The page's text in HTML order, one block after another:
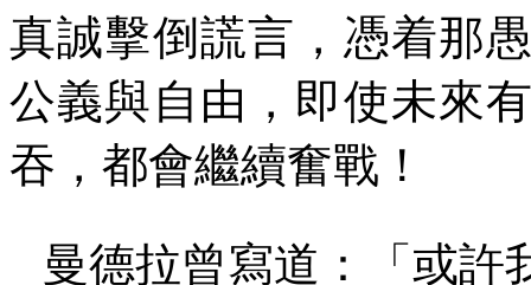
真誠擊倒謊言，憑着那
公義與自由，即使未來
吞，都會繼續奮戰！
曼德拉曾寫道：「或許